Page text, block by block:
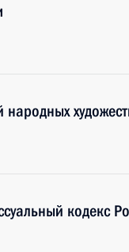
кодекс